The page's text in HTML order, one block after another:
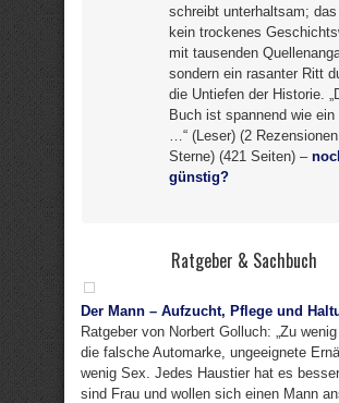
schreibt unterhaltsam;
kein trockenes
mit tausenden
sondern ein rasanter Ritt
die Untiefen der Historie.
Buch ist spannend wie ein
…“ (Leser) (2
Sterne) (421 Seiten) –
günstig?
Ratgeber & Sachbuch
Der Mann – Aufzucht, Pflege und
Ratgeber von Norbert Golluch: „Zu
die falsche Automarke, ungeeignete
wenig Sex. Jedes Haustier hat es
sind Frau und wollen sich einen Mann